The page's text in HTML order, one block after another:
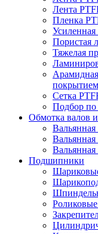
Лента
Пленка
Пористая
Тяжелая
покрытием
Сетка
Подбор по
Обмотка валов
Вальянная
Вальянная
Подшипники